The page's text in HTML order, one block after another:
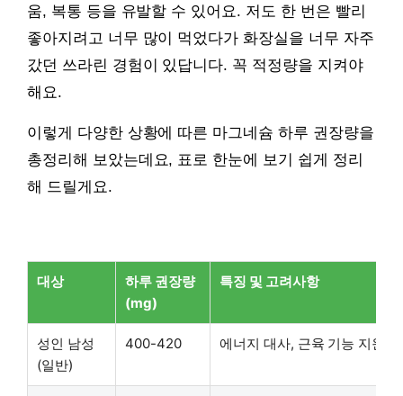
움, 복통 등을 유발할 수 있어요. 저도 한 번은 빨리
좋아지려고 너무 많이 먹었다가 화장실을 너무 자주
갔던 쓰라린 경험이 있답니다. 꼭 적정량을 지켜야
해요.
이렇게 다양한 상황에 따른 마그네슘 하루 권장량을
총정리해 보았는데요, 표로 한눈에 보기 쉽게 정리
해 드릴게요.
대상
하루 권장량
(mg)
특징 및 고려사항
성인 남성
(일반)
400-420 에너지 대사, 근육 기능 지원